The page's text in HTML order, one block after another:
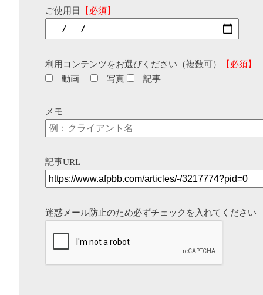
ご使用日 【必須】
利用コンテンツをお選びください（複数可）
【必須】
動画
写真 記事
メモ
記事URL
迷惑メール防止のため必ずチェックを入れてください